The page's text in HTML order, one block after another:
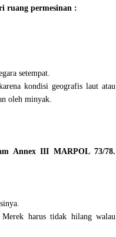
ruang permesinan :
setempat.
kondisi geografis laut atau
oleh minyak.
Annex III MARPOL 73/78.
harus tidak hilang walau